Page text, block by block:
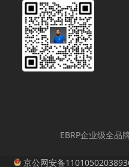
EBRP企业级全品牌
京公网安备